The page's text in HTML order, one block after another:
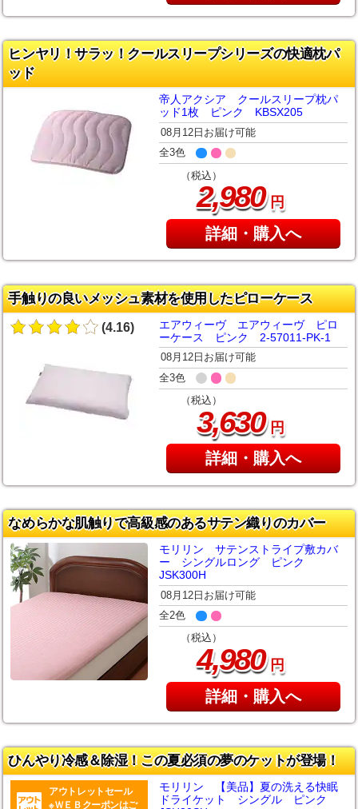
ヒンヤリ！サラッ！クールスリープシリーズの快適枕パ
ッド
帝人アクシア クールスリープ枕パ
ッド1枚 ピンク KBSX205
08月12日お届け可能
全3色
（税込）
2,980円
詳細・購入へ
手触りの良いメッシュ素材を使用したピローケース
(4.16)
エアウィーヴ エアウィーヴ ピロ
ーケース ピンク 2-57011-PK-1
08月12日お届け可能
全3色
（税込）
3,630円
詳細・購入へ
なめらかな肌触りで高級感のあるサテン織りのカバー
モリリン サテンストライプ敷カバ
ー シングルロング ピンク
JSK300H
08月12日お届け可能
全2色
（税込）
4,980円
詳細・購入へ
ひんやり冷感＆除湿！この夏必須の夢のケットが登場！
アウトレットセール
※ＷＥＢクーポンはご
モリリン 【美品】夏の洗える快眠
ドライケット シングル ピンク